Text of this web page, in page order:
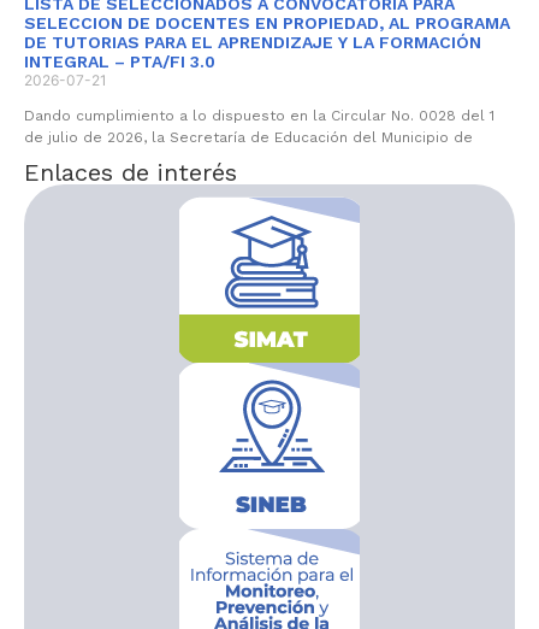
SELECCION DE DOCENTES EN PROPIEDAD, AL PROGRAMA
DE TUTORIAS PARA EL APRENDIZAJE Y LA FORMACIÓN
INTEGRAL – PTA/FI 3.0
2026-07-21
Dando cumplimiento a lo dispuesto en la Circular No. 0028 del 1
de julio de 2026, la Secretaría de Educación del Municipio de
Enlaces de interés